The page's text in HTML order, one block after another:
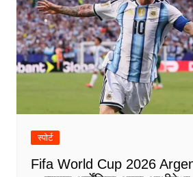
स्पोर्ट
Fifa World Cup 2026